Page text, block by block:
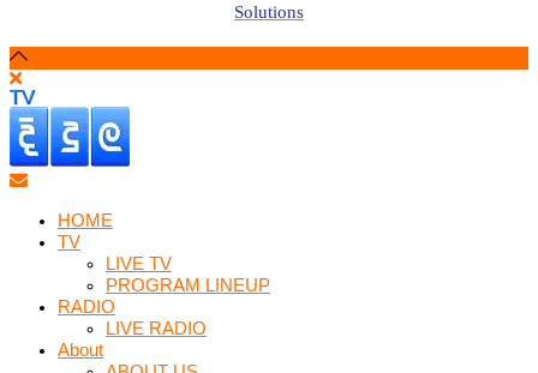
Solutions
HOME
TV
LIVE TV
PROGRAM LINEUP
RADIO
LIVE RADIO
About